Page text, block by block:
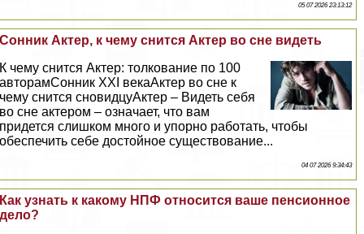
05 07 2026 23:13:12
Сонник Актер, к чему снится Актер во сне видеть
К чему снится Актер: толкование по 100
авторамСонник XXI векаАктер во сне к
чему снится сновидцуАктер – Видеть себя
во сне актером – означает, что вам
придется слишком много и упopно работать, чтобы
обеспечить себе достойное существование...
04 07 2026 9:34:43
Как узнать к какому НПФ относится ваше пенсионное
дело?